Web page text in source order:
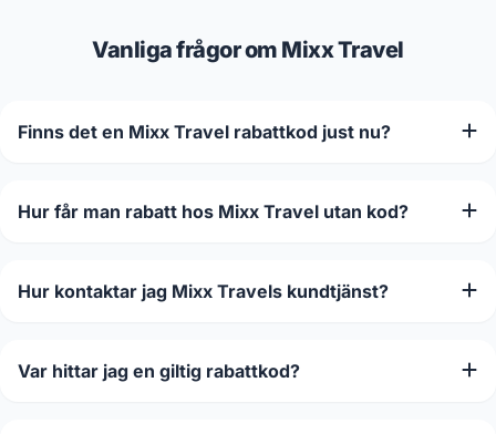
Vanliga frågor om Mixx Travel
Finns det en Mixx Travel rabattkod just nu?
Hur får man rabatt hos Mixx Travel utan kod?
Hur kontaktar jag Mixx Travels kundtjänst?
Var hittar jag en giltig rabattkod?